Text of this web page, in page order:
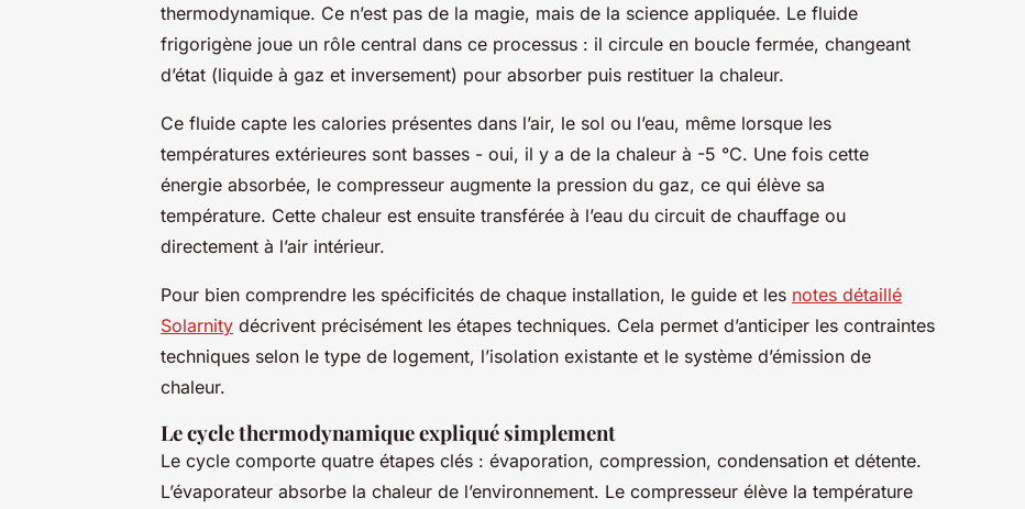
thermodynamique. Ce n’est pas de la magie, mais de la science appliquée. Le fluide
frigorigène joue un rôle central dans ce processus : il circule en boucle fermée, changeant
d’état (liquide à gaz et inversement) pour absorber puis restituer la chaleur.
Ce fluide capte les calories présentes dans l’air, le sol ou l’eau, même lorsque les
températures extérieures sont basses - oui, il y a de la chaleur à -5 °C. Une fois cette
énergie absorbée, le compresseur augmente la pression du gaz, ce qui élève sa
température. Cette chaleur est ensuite transférée à l’eau du circuit de chauffage ou
directement à l’air intérieur.
Pour bien comprendre les spécificités de chaque installation, le guide et les notes détaillé
Solarnity décrivent précisément les étapes techniques. Cela permet d’anticiper les contraintes
techniques selon le type de logement, l’isolation existante et le système d’émission de
chaleur.
Le cycle thermodynamique expliqué simplement
Le cycle comporte quatre étapes clés : évaporation, compression, condensation et détente.
L’évaporateur absorbe la chaleur de l’environnement. Le compresseur élève la température